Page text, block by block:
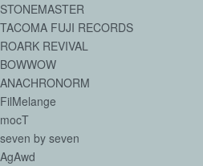
STONEMASTER
TACOMA FUJI RECORDS
ROARK REVIVAL
BOWWOW
ANACHRONORM
FilMelange
mocT
seven by seven
AgAwd